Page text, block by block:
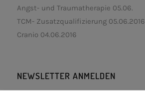
Angst- und Traumatherapie 05.06.
TCM- Zusatzqualifizierung 05.06.2016
Cranio 04.06.2016
NEWSLETTER ANMELDEN